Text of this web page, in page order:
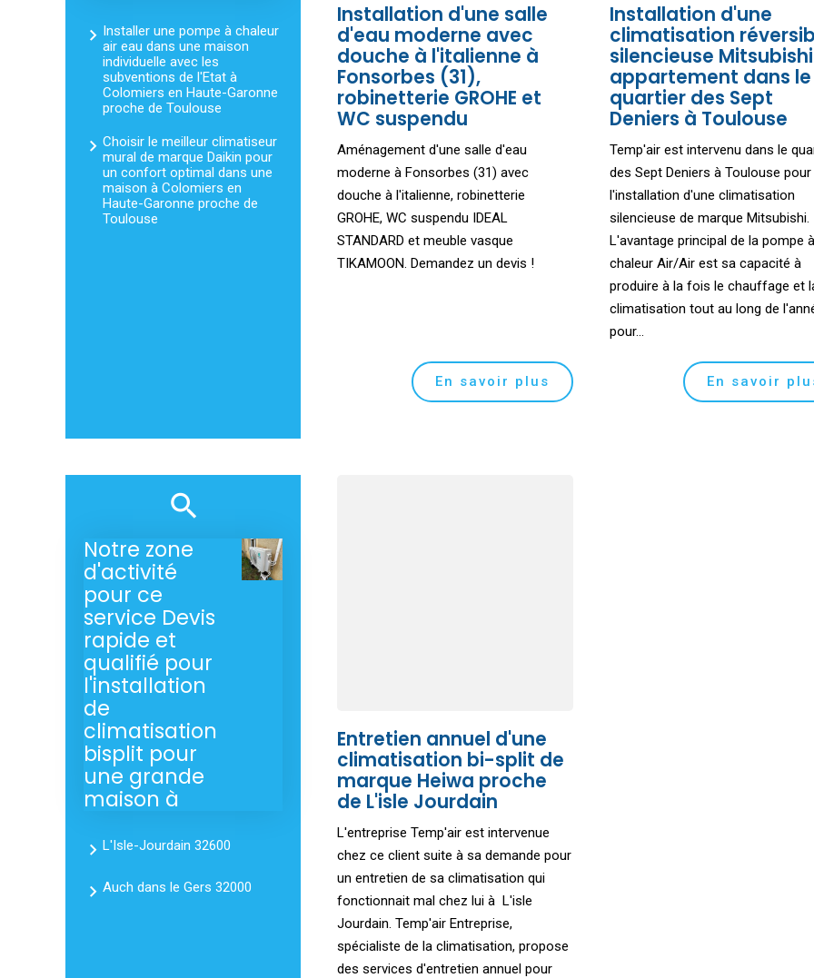
Installer une pompe à chaleur
air eau dans une maison
individuelle avec les
subventions de l'Etat à
Colomiers en Haute-Garonne
proche de Toulouse
Choisir le meilleur climatiseur
mural de marque Daikin pour
un confort optimal dans une
maison à Colomiers en
Haute-Garonne proche de
Toulouse
Installation d'une salle
d'eau moderne avec
douche à l'italienne à
Fonsorbes (31),
robinetterie GROHE et
WC suspendu
Aménagement d'une salle d'eau
moderne à Fonsorbes (31) avec
douche à l'italienne, robinetterie
GROHE, WC suspendu IDEAL
STANDARD et meuble vasque
TIKAMOON. Demandez un devis !
En savoir plus
Installation d'une
climatisation
silencieuse
appartement dans le
quartier des Sept
Deniers à Toulouse
Temp'air est intervenu dans le
des Sept Deniers à Toulouse pour
l'installation d'une climatisation
silencieuse de marque Mitsubishi.
L'avantage principal de la pompe à
chaleur Air/Air est sa capacité à
produire à la fois le chauffage et
climatisation tout au long de
pour...
En savoir
Notre zone
d'activité
pour ce
service Devis
rapide et
qualifié pour
l'installation
de
climatisation
bisplit pour
une grande
maison à
L'Isle-Jourdain 32600
Auch dans le Gers 32000
Entretien annuel d'une
climatisation bi-split de
marque Heiwa proche
de L'isle Jourdain
L'entreprise Temp'air est intervenue
chez ce client suite à sa demande pour
un entretien de sa climatisation qui
fonctionnait mal chez lui à L'isle
Jourdain. Temp'air Entreprise,
spécialiste de la climatisation, propose
des services d'entretien annuel pour